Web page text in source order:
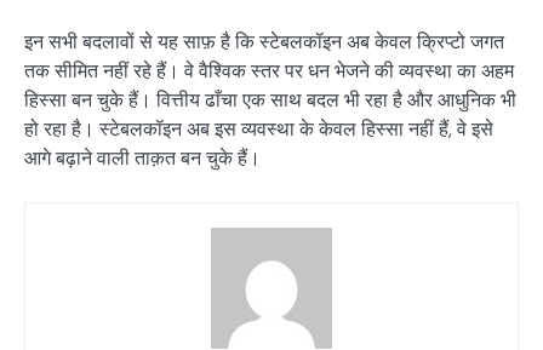
इन सभी बदलावों से यह साफ़ है कि स्टेबलकॉइन अब केवल क्रिप्टो जगत
तक सीमित नहीं रहे हैं। वे वैश्विक स्तर पर धन भेजने की व्यवस्था का अहम
हिस्सा बन चुके हैं। वित्तीय ढाँचा एक साथ बदल भी रहा है और आधुनिक भी
हो रहा है। स्टेबलकॉइन अब इस व्यवस्था के केवल हिस्सा नहीं हैं, वे इसे
आगे बढ़ाने वाली ताक़त बन चुके हैं।